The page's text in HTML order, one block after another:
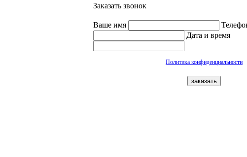
Заказать звонок
Ваше имя
Дата и время
Политика конфиденциальности
заказать